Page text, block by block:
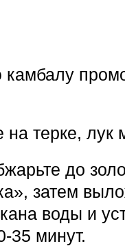
на терке, лук
до
затем
воды и
35 минут.